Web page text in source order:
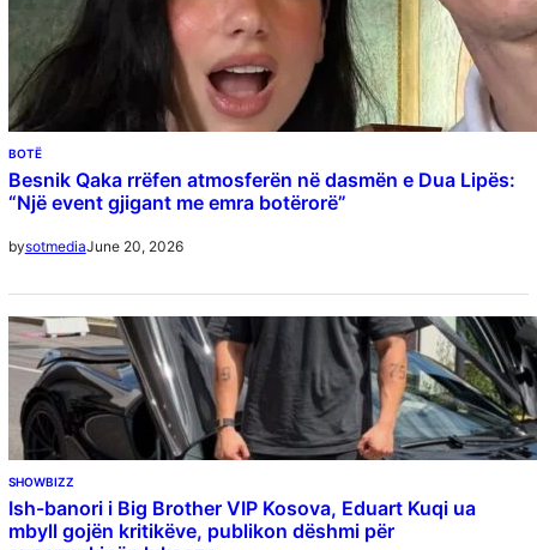
BOTË
Besnik Qaka rrëfen atmosferën në dasmën e Dua Lipës:
“Një event gjigant me emra botërorë”
bysotmediaJune 20, 2026
SHOWBIZZ
Ish-banori i Big Brother VIP Kosova, Eduart Kuqi ua
mbyll gojën kritikëve, publikon dëshmi për